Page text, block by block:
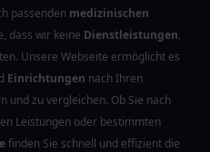
passenden medizinischen
dass wir keine Dienstleistungen,
Unsere Webseite ermöglicht es
Einrichtungen nach Ihren
und zu vergleichen. Ob Sie nach
Leistungen oder bestimmten
finden Sie schnell und effizient die